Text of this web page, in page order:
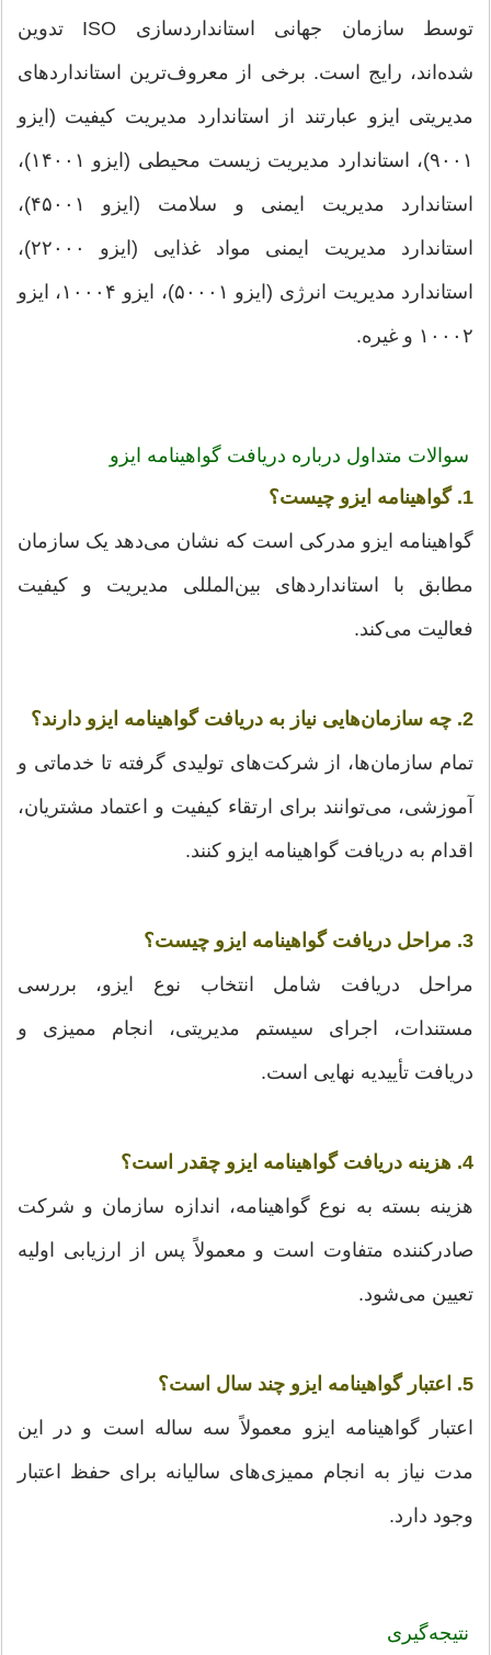
توسط سازمان جهانی استانداردسازی ISO تدوین
شده‌اند، رایج است. برخی از معروف‌ترین استانداردهای
مدیریتی ایزو عبارتند از استاندارد مدیریت کیفیت (ایزو
۹۰۰۱)، استاندارد مدیریت زیست محیطی (ایزو ۱۴۰۰۱)،
استاندارد مدیریت ایمنی و سلامت (ایزو ۴۵۰۰۱)،
استاندارد مدیریت ایمنی مواد غذایی (ایزو ۲۲۰۰۰)،
استاندارد مدیریت انرژی (ایزو ۵۰۰۰۱)، ایزو ۱۰۰۰۴، ایزو
۱۰۰۰۲ و غیره.
سوالات متداول درباره دریافت گواهینامه ایزو
1. گواهینامه ایزو چیست؟
گواهینامه ایزو مدرکی است که نشان می‌دهد یک سازمان
مطابق با استانداردهای بین‌المللی مدیریت و کیفیت
فعالیت می‌کند.
2. چه سازمان‌هایی نیاز به دریافت گواهینامه ایزو دارند؟
تمام سازمان‌ها، از شرکت‌های تولیدی گرفته تا خدماتی و
آموزشی، می‌توانند برای ارتقاء کیفیت و اعتماد مشتریان،
اقدام به دریافت گواهینامه ایزو کنند.
3. مراحل دریافت گواهینامه ایزو چیست؟
مراحل دریافت شامل انتخاب نوع ایزو، بررسی
مستندات، اجرای سیستم مدیریتی، انجام ممیزی و
دریافت تأییدیه نهایی است.
4. هزینه دریافت گواهینامه ایزو چقدر است؟
هزینه بسته به نوع گواهینامه، اندازه سازمان و شرکت
صادرکننده متفاوت است و معمولاً پس از ارزیابی اولیه
تعیین می‌شود.
5. اعتبار گواهینامه ایزو چند سال است؟
اعتبار گواهینامه ایزو معمولاً سه ساله است و در این
مدت نیاز به انجام ممیزی‌های سالیانه برای حفظ اعتبار
وجود دارد.
نتیجه‌گیری